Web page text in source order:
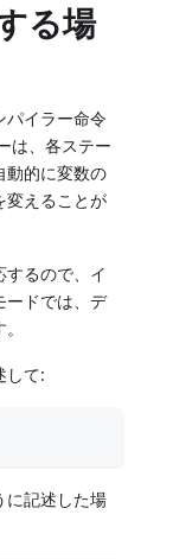
る場
パイラー命令
は、各ステー
動的に変数の
変えることが
るので、イ
ードでは、デ
して:
に記述した場